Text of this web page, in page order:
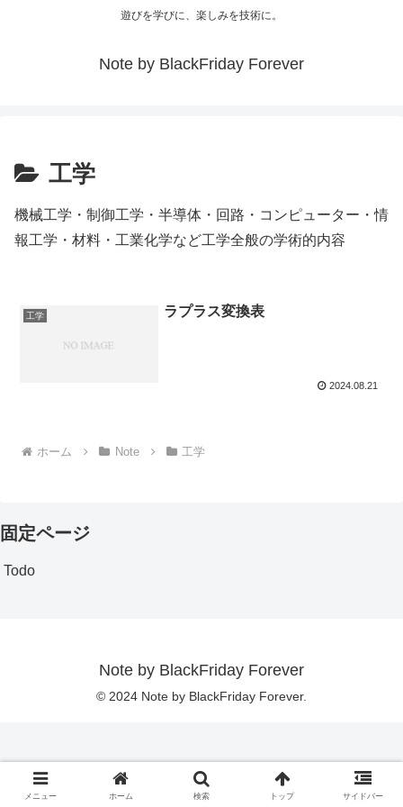
遊びを学びに、楽しみを技術に。
Note by BlackFriday Forever
工学
機械工学・制御工学・半導体・回路・コンピューター・情
報工学・材料・工業化学など工学全般の学術的内容
工学 ラプラス変換表
2024.08.21
ホーム Note 工学
固定ページ
Todo
Note by BlackFriday Forever
© 2024 Note by BlackFriday Forever.
メニュー ホーム 検索 トップ サイドバー